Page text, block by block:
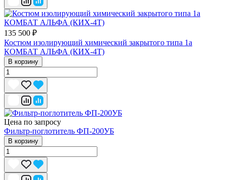
135 500 ₽
Костюм изолирующий химический закрытого типа 1a
КОМБАТ АЛЬФА (КИХ-4Т)
В корзину
Цена по запросу
Фильтр-поглотитель ФП-200УБ
В корзину